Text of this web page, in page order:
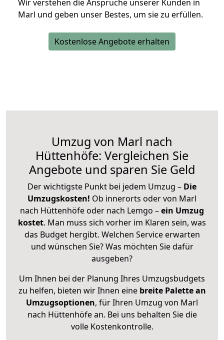
Wir verstehen die Ansprüche unserer Kunden in
Marl und geben unser Bestes, um sie zu erfüllen.
Kostenlose Angebote erhalten
Umzug von Marl nach
Hüttenhöfe: Vergleichen Sie
Angebote und sparen Sie Geld
Der wichtigste Punkt bei jedem Umzug – Die
Umzugskosten! Ob innerorts oder von Marl
nach Hüttenhöfe oder nach Lemgo –ein Umzug
kostet. Man muss sich vorher im Klaren sein, was
das Budget hergibt. Welchen Service erwarten
und wünschen Sie? Was möchten Sie dafür
ausgeben?
Um Ihnen bei der Planung Ihres Umzugsbudgets
zu helfen, bieten wir Ihnen eine breite Palette an
Umzugsoptionen, für Ihren Umzug von Marl
nach Hüttenhöfe an. Bei uns behalten Sie die
volle Kostenkontrolle.